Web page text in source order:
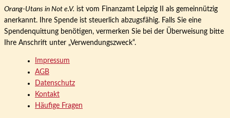
Orang-Utans in Not e.V. ist vom Finanzamt Leipzig II als gemeinnützig
anerkannt. Ihre Spende ist steuerlich abzugsfähig. Falls Sie eine
Spendenquittung benötigen, vermerken Sie bei der Überweisung bitte
Ihre Anschrift unter „Verwendungszweck“.
Impressum
AGB
Datenschutz
Kontakt
Häufige Fragen